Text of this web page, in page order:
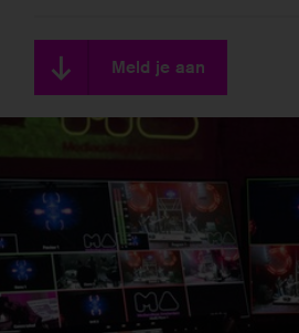
Meld je aan